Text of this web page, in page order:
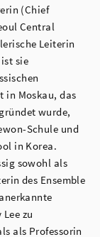
(Chief
Central
Leiterin
sie
in Moskau, das
wurde,
Schule und
in Korea.
sowohl als
des Ensemble
zu
als Professorin